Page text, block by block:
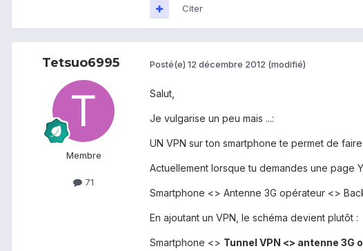
Citer
Tetsuo6995
Membre
71
Posté(e) 12 décembre 2012 (modifié)
Salut,
Je vulgarise un peu mais ...:
UN VPN sur ton smartphone te permet de
Actuellement lorsque tu demandes une page
Smartphone <> Antenne 3G opérateur <>
En ajoutant un VPN, le schéma devient plutôt :
Smartphone <> Tunnel VPN <> antenne